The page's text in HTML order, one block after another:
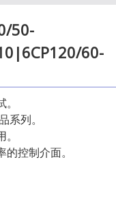
50-
60-
系列。
控制介面。